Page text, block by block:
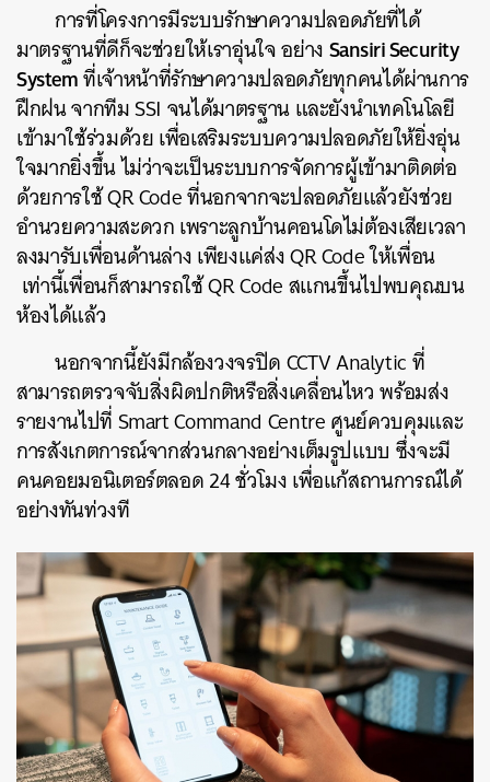
การที่โครงการมีระบบรักษาความปลอดภัยที่ได้
มาตรฐานที่ดีก็จะช่วยให้เราอุ่นใจ อย่างSansiri Security
Systemที่เจ้าหน้าที่รักษาความปลอดภัยทุกคนได้ผ่านการ
ฝึกฝน จากทีม SSI จนได้มาตรฐาน และยังนำเทคโนโลยี
เข้ามาใช้ร่วมด้วย เพื่อเสริมระบบความปลอดภัยให้ยิ่งอุ่น
ใจมากยิ่งขึ้น ไม่ว่าจะเป็นระบบการจัดการผู้เข้ามาติดต่อ
ด้วยการใช้ QR Code ที่นอกจากจะปลอดภัยแล้วยังช่วย
อำนวยความสะดวก เพราะลูกบ้านคอนโดไม่ต้องเสียเวลา
ลงมารับเพื่อนด้านล่าง เพียงแค่ส่ง QR Code ให้เพื่อน
เท่านี้เพื่อนก็สามารถใช้ QR Code สแกนขึ้นไปพบคุณบน
ห้องได้แล้ว
นอกจากนี้ยังมีกล้องวงจรปิด CCTV Analytic ที่
สามารถตรวจจับสิ่งผิดปกติหรือสิ่งเคลื่อนไหว พร้อมส่ง
รายงานไปที่ Smart Command Centre ศูนย์ควบคุมและ
การสังเกตการณ์จากส่วนกลางอย่างเต็มรูปแบบ ซึ่งจะมี
คนคอยมอนิเตอร์ตลอด 24 ชั่วโมง เพื่อแก้สถานการณ์ได้
อย่างทันท่วงที
ค้นหา
SHARE TWEET LINE EMAIL